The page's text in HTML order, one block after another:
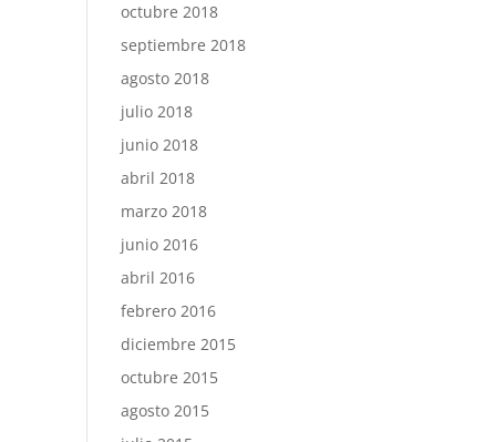
octubre 2018
septiembre 2018
agosto 2018
julio 2018
junio 2018
abril 2018
marzo 2018
junio 2016
abril 2016
febrero 2016
diciembre 2015
octubre 2015
agosto 2015